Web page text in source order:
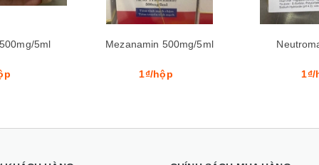
5ml Neutromax 300mcg
1₫/hộp 1₫/